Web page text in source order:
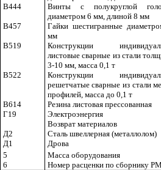
В444
Винты с полукруглой
диаметром 6 мм, длиной 8 мм
В457
Гайки шестигранные
мм
В519
Конструкции
листовые сварные из стали
3-10 мм, масса 0,1 т
В522
Конструкции
решетчатые сварные из стали
профилей, масса до 0,1 т
В614 Резина листовая прессованная
Г19
Электроэнергия
Возврат материалов
Д2
Сталь швеллерная (металлолом)
Д1
Дрова
5
Масса оборудования
6
Номер расценки по сборнику